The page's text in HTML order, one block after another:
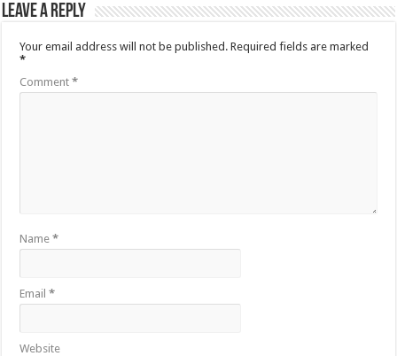
Leave a Reply
Your email address will not be published. Required fields are marked
*
Comment*
Name*
Email*
Website